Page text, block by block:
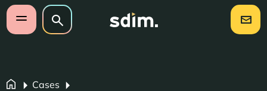
Navigatie overslaan
Open mobiel menu
Zoeken op website
Zoeken
Cases